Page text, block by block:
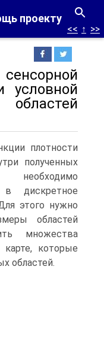
проекту
<< ↑ >>
условной
плотности
полу­ченных
необходимо
в дискретное
этого нужно
облас­тей
множества
кото­рые
областей.